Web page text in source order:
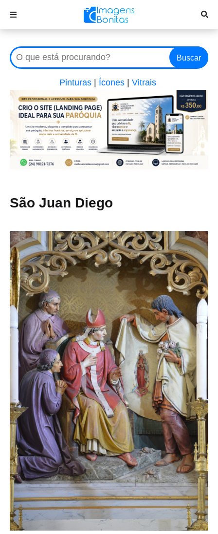
Buscar
Pinturas Ícones Vitrais
São Juan Diego